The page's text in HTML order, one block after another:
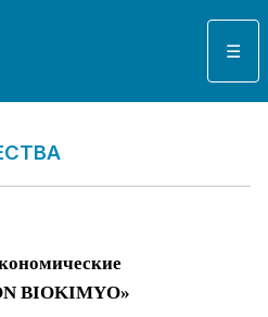
☰
BIOKIMYO»